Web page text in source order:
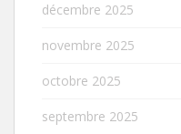
décembre 2025
novembre 2025
octobre 2025
septembre 2025